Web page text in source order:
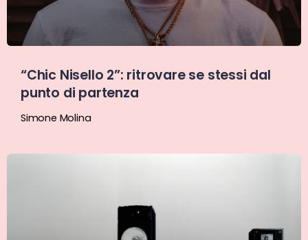
“Chic Nisello 2”: ritrovare se stessi dal
punto di partenza
Simone Molina